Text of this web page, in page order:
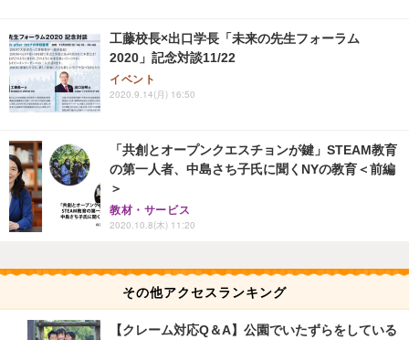
工藤校長×出口学長「未来の先生フォーラム
2020」記念対談11/22
イベント
2020.9.14(月) 16:50
「共創とオープンクエスチョンが鍵」STEAM教育
の第一人者、中島さち子氏に聞くNYの教育＜前編
＞
教材・サービス
2020.10.8(木) 11:20
その他アクセスランキング
【クレーム対応Q＆A】公園でいたずらをしている